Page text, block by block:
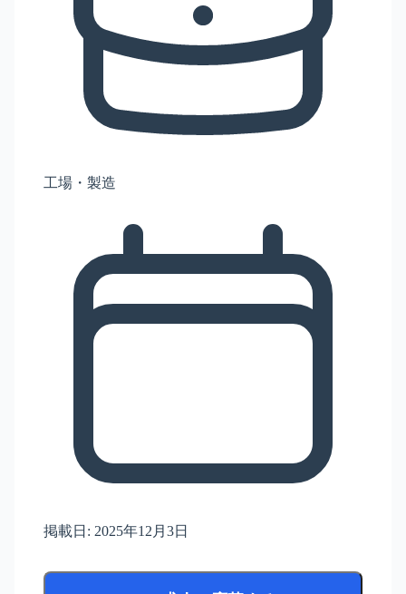
工場・製造
掲載日: 2025年12月3日